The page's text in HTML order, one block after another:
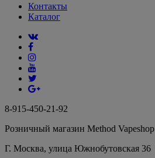
Контакты
Каталог
8-915-450-21-92
Розничный магазин Method Vapeshop
Г. Москва, улица Южнобутовская 36